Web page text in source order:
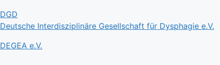
DGD
Deutsche Interdisziplinäre Gesellschaft für Dysphagie e.V.
DEGEA e.V.